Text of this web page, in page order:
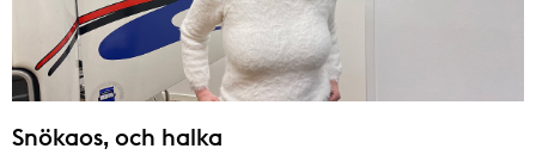
Snökaos, och halka